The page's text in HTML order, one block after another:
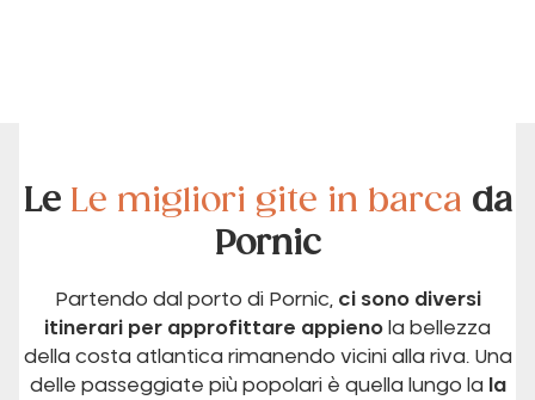
Le Le migliori gite in barca da
Pornic
Partendo dal porto di Pornic, ci sono diversi
itinerari per approfittare appieno la bellezza
della costa atlantica rimanendo vicini alla riva. Una
delle passeggiate più popolari è quella lungo la
la